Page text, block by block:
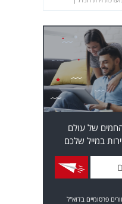
החמים של עולם
במייל שלכם
פרסומיים בדוא"ל